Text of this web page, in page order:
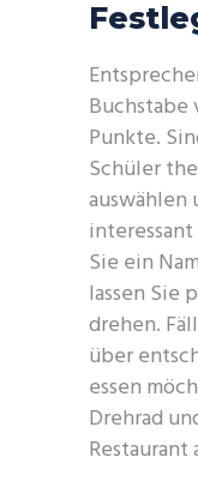
Punkte.
Schüler
Sie ein
lassen Sie
drehen.
über
essen
Drehrad
Restaurant